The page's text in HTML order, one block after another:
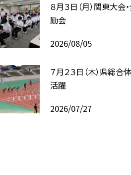
８月３日（月）関東大会
励会
2026/08/05
７月２３日（木）県総合
活躍
2026/07/27